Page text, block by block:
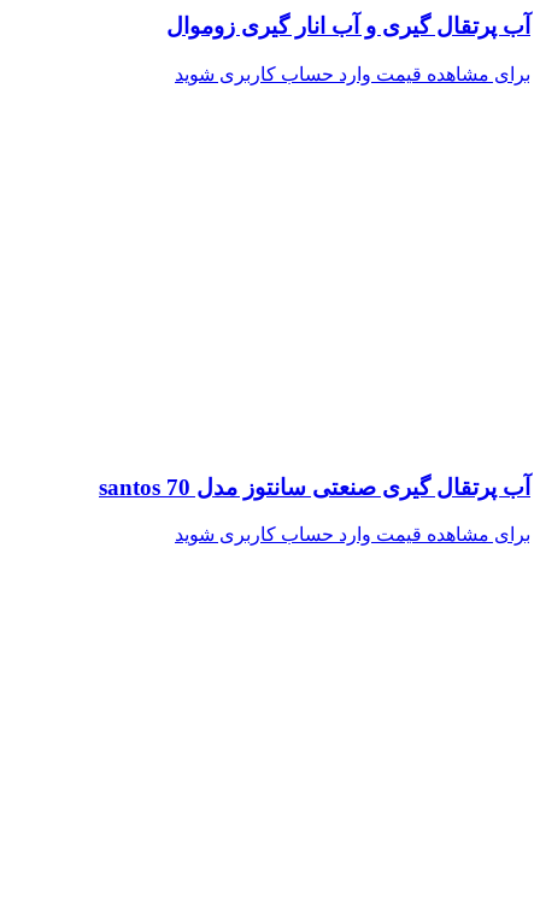
آب پرتقال گیری و آب انار گیری زوموال
برای مشاهده قیمت وارد حساب کاربری شوید
آب پرتقال گیری صنعتی سانتوز مدل santos 70
برای مشاهده قیمت وارد حساب کاربری شوید